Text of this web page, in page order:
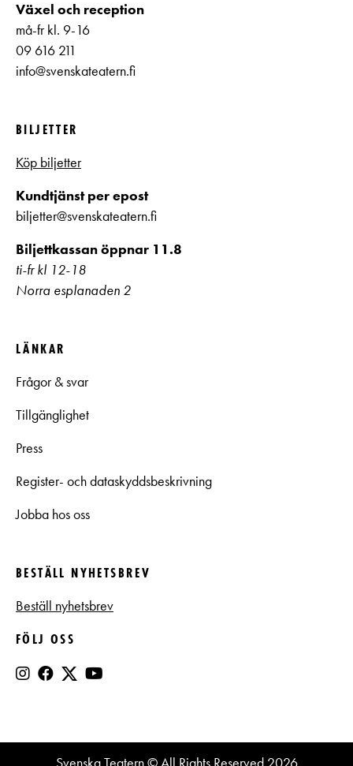
Växel och reception
må-fr kl. 9-16
09 616 211
info@svenskateatern.fi
BILJETTER
Köp biljetter
Kundtjänst per epost
biljetter@svenskateatern.fi
Biljettkassan öppnar 11.8
ti-fr kl 12-18
Norra esplanaden 2
LÄNKAR
Frågor & svar
Tillgänglighet
Press
Register- och dataskyddsbeskrivning
Jobba hos oss
BESTÄLL NYHETSBREV
Beställ nyhetsbrev
FÖLJ OSS